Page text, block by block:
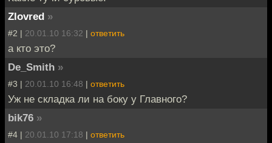
Zlovred »
#2 | 20.01.10 16:32 | ответить
а кто это?
De_Smith »
#3 | 20.01.10 16:48 | ответить
Уж не складка ли на боку у Главного?
bik76 »
#4 | 20.01.10 17:18 | ответить